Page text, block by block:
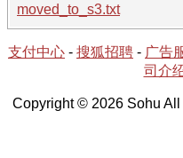
moved_to_s3.txt
支付中心 - 搜狐招聘 - 广告
司介
Copyright © 2026 Sohu